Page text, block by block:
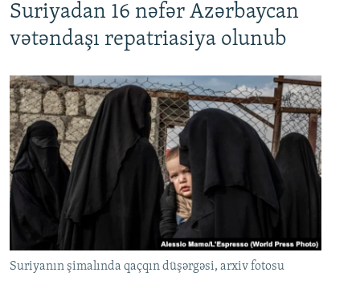
Suriyadan 16 nəfər Azərbaycan
vətəndaşı repatriasiya olunub
Suriyanın şimalında qaçqın düşərgəsi, arxiv fotosu